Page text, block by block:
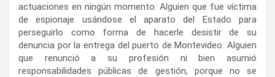
actuaciones en ningún momento. Alguien que fue víctima
de espionaje usándose el aparato del Estado para
perseguirlo como forma de hacerle desistir de su
denuncia por la entrega del puerto de Montevideo. Alguien
que renunció a su profesión ni bien asumió
responsabilidades públicas de gestión, porque no se